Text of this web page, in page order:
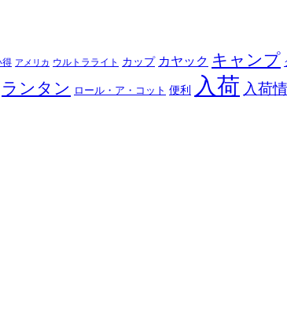
得 アメリカ ウルトラライト カップ カヤック キャンプ
ランタン ロール・ア・コット 便利 入荷 入荷